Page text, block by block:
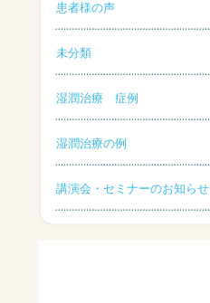
患者様の声
未分類
湿潤治療 症例
湿潤治療の例
講演会・セミナーのお知らせ